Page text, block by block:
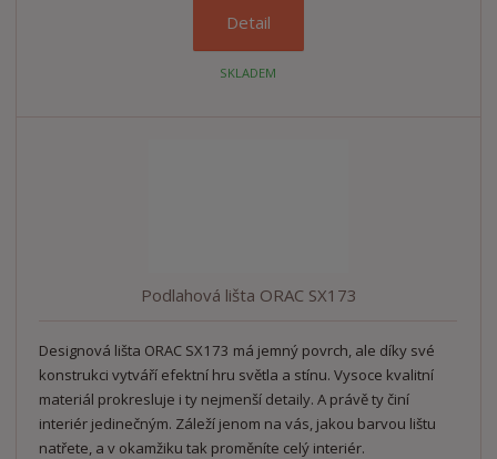
Detail
SKLADEM
Podlahová lišta ORAC SX173
Designová lišta ORAC SX173 má jemný povrch, ale díky své
konstrukci vytváří efektní hru světla a stínu. Vysoce kvalitní
materiál prokresluje i ty nejmenší detaily. A právě ty činí
interiér jedinečným. Záleží jenom na vás, jakou barvou lištu
natřete, a v okamžiku tak proměníte celý interiér.